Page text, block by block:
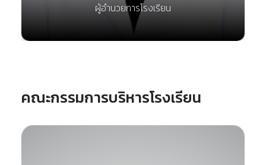
ผู้อำนวยการโรงเรียน
คณะกรรมการบริหารโรงเรียน